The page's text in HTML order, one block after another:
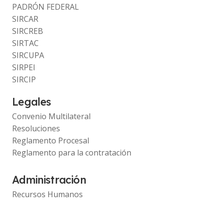
PADRÓN FEDERAL
SIRCAR
SIRCREB
SIRTAC
SIRCUPA
SIRPEI
SIRCIP
Legales
Convenio Multilateral
Resoluciones
Reglamento Procesal
Reglamento para la contratación
Administración
Recursos Humanos